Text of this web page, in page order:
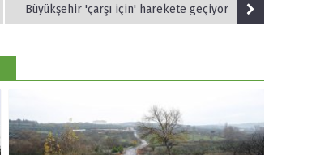
Büyükşehir 'çarşı için' harekete geçiyor